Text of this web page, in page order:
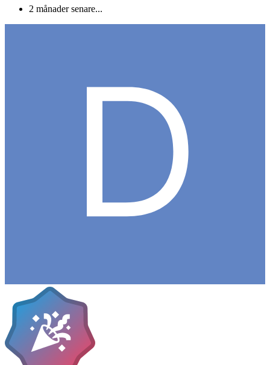
2 månader senare...